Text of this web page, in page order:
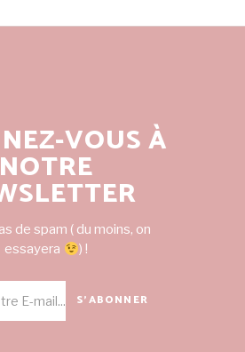
VOUS À
NOTRE
de spam ( du moins, on
essayera
) !
S'ABONNER